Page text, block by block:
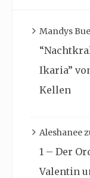
Mandys
Ikaria”
Kellen
Aleshanee
1 – Der
Valentin